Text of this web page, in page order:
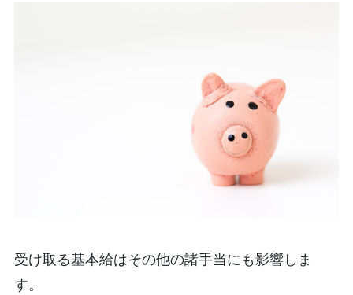
受け取る基本給はその他の諸手当にも影響しま
す。